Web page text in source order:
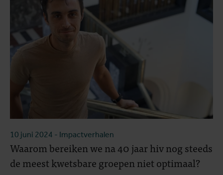
10 juni 2024 - Impactverhalen
Waarom bereiken we na 40 jaar hiv nog steeds
de meest kwetsbare groepen niet optimaal?